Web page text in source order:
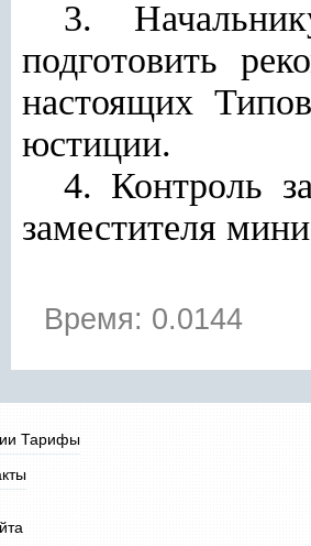
3.
подготовить
настоящих
юстиции.
4. Контроль
заместителя
Время: 0.0144
Тарифы